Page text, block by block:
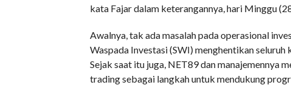
kata Fajar dalam keterangannya, hari Minggu
Awalnya, tak ada masalah pada operasional
Waspada Investasi (SWI) menghentikan
Sejak saat itu juga, NET89 dan manajemennya
trading sebagai langkah untuk mendukung